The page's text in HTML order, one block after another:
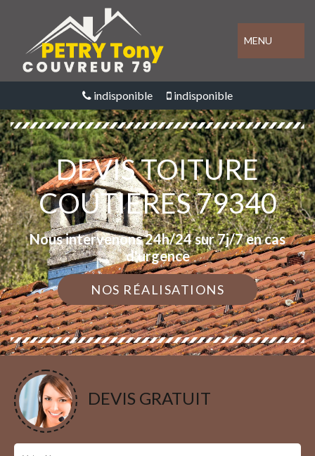
MENU
indisponible indisponible
DEVIS TOITURE
COUTIERES 79340
Nous intervenons 24h/24 sur 7j/7 en cas
d'urgence
NOS RÉALISATIONS
DEVIS GRATUIT